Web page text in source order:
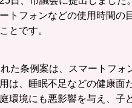
トフォンなどの使用時間の
とです。
た条例案は、スマートフォ
は、睡眠不足などの健康面
環境にも悪影響を与え、子